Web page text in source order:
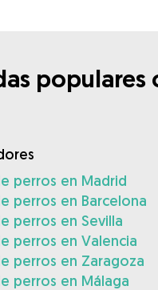
populares
perros en Madrid
perros en Barcelona
perros en Sevilla
perros en Valencia
perros en Zaragoza
perros en Málaga